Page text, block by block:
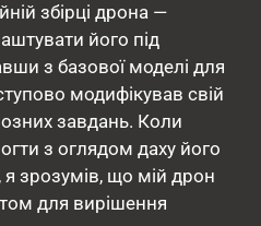
збірці дрона —
його під
з базової моделі для
модифікував свій
завдань. Коли
з оглядом даху його
зрозумів, що мій дрон
для вирішення